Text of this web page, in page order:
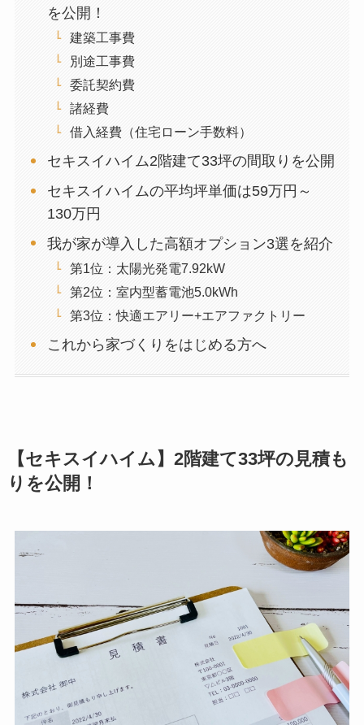
を公開！
建築工事費
別途工事費
委託契約費
諸経費
借入経費（住宅ローン手数料）
セキスイハイム2階建て33坪の間取りを公開
セキスイハイムの平均坪単価は59万円～
130万円
我が家が導入した高額オプション3選を紹介
第1位：太陽光発電7.92kW
第2位：室内型蓄電池5.0kWh
第3位：快適エアリー+エアファクトリー
これから家づくりをはじめる方へ
【セキスイハイム】2階建て33坪の見積も
りを公開！